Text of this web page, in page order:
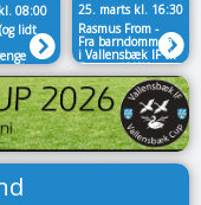
08:00
lidt
spillere
25. marts kl. 16:30
Rasmus From -
Fra barndommen
i Vallensbæk IF til
Træner i VSK